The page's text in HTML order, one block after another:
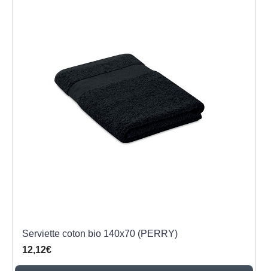
Serviette coton bio 140x70 (PERRY)
12,12€